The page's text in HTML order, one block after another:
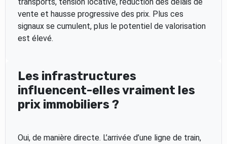
vente et hausse progressive des prix. Plus ces
signaux se cumulent, plus le potentiel de valorisation
est élevé.
Les infrastructures
influencent-elles vraiment les
prix immobiliers ?
Oui, de manière directe. L’arrivée d’une ligne de train,